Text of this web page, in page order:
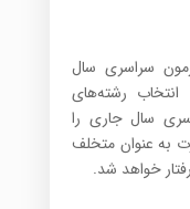
سراسری سال
انتخاب رشته‌های
سال جاری را
به عنوان متخلف
خواهد شد.